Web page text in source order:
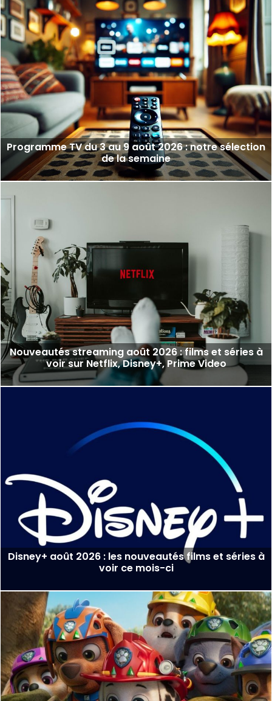
Programme TV du 3 au 9 août 2026 : notre sélection
de la semaine
Nouveautés streaming août 2026 : films et séries à
voir sur Netflix, Disney+, Prime Video
Disney+ août 2026 : les nouveautés films et séries à
voir ce mois-ci